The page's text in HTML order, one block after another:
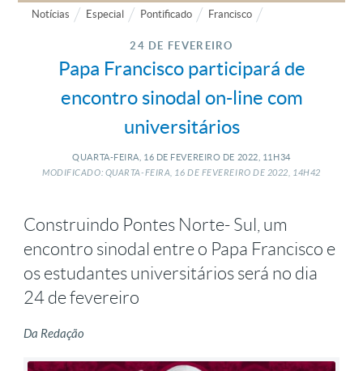
Notícias Especial Pontificado Francisco
24 DE FEVEREIRO
Papa Francisco participará de
encontro sinodal on-line com
universitários
QUARTA-FEIRA, 16 DE FEVEREIRO DE 2022, 11H34
MODIFICADO: QUARTA-FEIRA, 16 DE FEVEREIRO DE 2022, 14H42
Construindo Pontes Norte- Sul, um
encontro sinodal entre o Papa Francisco e
os estudantes universitários será no dia
24 de fevereiro
Da Redação